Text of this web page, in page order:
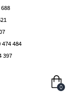
474 484
397
0